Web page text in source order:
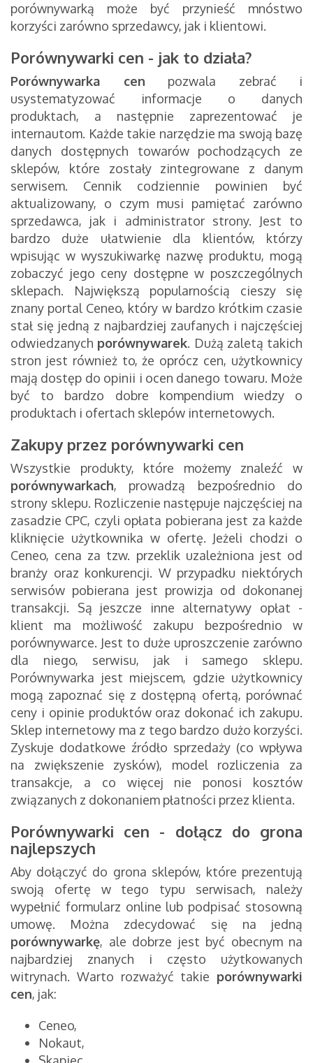
porównywarką może być przynieść mnóstwo
korzyści zarówno sprzedawcy, jak i klientowi.
Porównywarki cen - jak to działa?
Porównywarka cen pozwala zebrać i
usystematyzować informacje o danych
produktach, a następnie zaprezentować je
internautom. Każde takie narzędzie ma swoją bazę
danych dostępnych towarów pochodzących ze
sklepów, które zostały zintegrowane z danym
serwisem. Cennik codziennie powinien być
aktualizowany, o czym musi pamiętać zarówno
sprzedawca, jak i administrator strony. Jest to
bardzo duże ułatwienie dla klientów, którzy
wpisując w wyszukiwarkę nazwę produktu, mogą
zobaczyć jego ceny dostępne w poszczególnych
sklepach. Największą popularnością cieszy się
znany portal Ceneo, który w bardzo krótkim czasie
stał się jedną z najbardziej zaufanych i najczęściej
odwiedzanych porównywarek. Dużą zaletą takich
stron jest również to, że oprócz cen, użytkownicy
mają dostęp do opinii i ocen danego towaru. Może
być to bardzo dobre kompendium wiedzy o
produktach i ofertach sklepów internetowych.
Zakupy przez porównywarki cen
Wszystkie produkty, które możemy znaleźć w
porównywarkach, prowadzą bezpośrednio do
strony sklepu. Rozliczenie następuje najczęściej na
zasadzie CPC, czyli opłata pobierana jest za każde
kliknięcie użytkownika w ofertę. Jeżeli chodzi o
Ceneo, cena za tzw. przeklik uzależniona jest od
branży oraz konkurencji. W przypadku niektórych
serwisów pobierana jest prowizja od dokonanej
transakcji. Są jeszcze inne alternatywy opłat -
klient ma możliwość zakupu bezpośrednio w
porównywarce. Jest to duże uproszczenie zarówno
dla niego, serwisu, jak i samego sklepu.
Porównywarka jest miejscem, gdzie użytkownicy
mogą zapoznać się z dostępną ofertą, porównać
ceny i opinie produktów oraz dokonać ich zakupu.
Sklep internetowy ma z tego bardzo dużo korzyści.
Zyskuje dodatkowe źródło sprzedaży (co wpływa
na zwiększenie zysków), model rozliczenia za
transakcje, a co więcej nie ponosi kosztów
związanych z dokonaniem płatności przez klienta.
Porównywarki cen - dołącz do grona
najlepszych
Aby dołączyć do grona sklepów, które prezentują
swoją ofertę w tego typu serwisach, należy
wypełnić formularz online lub podpisać stosowną
umowę. Można zdecydować się na jedną
porównywarkę, ale dobrze jest być obecnym na
najbardziej znanych i często użytkowanych
witrynach. Warto rozważyć takie porównywarki
cen, jak:
Ceneo,
Nokaut,